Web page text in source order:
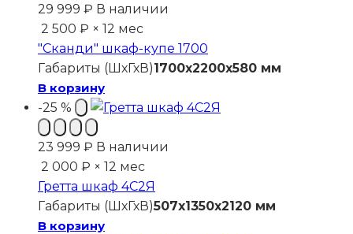
29 999 ₽ В наличии
2 500 ₽ × 12 мес
"Сканди" шкаф-купе 1700
Габариты (ШхГхВ)1700x2200x580 мм
В корзину
-25 %
23 999 ₽ В наличии
2 000 ₽ × 12 мес
Гретта шкаф 4С2Я
Габариты (ШхГхВ)507x1350x2120 мм
В корзину